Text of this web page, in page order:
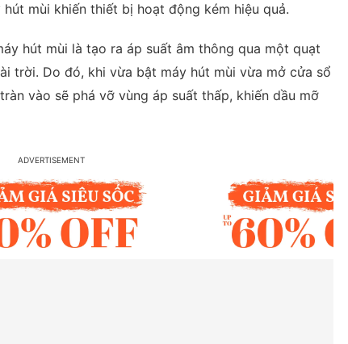
mùi khiến thiết bị hoạt động kém hiệu quả.
hút mùi là tạo ra áp suất âm thông qua một quạt
trời. Do đó, khi vừa bật máy hút mùi vừa mở cửa sổ
vào sẽ phá vỡ vùng áp suất thấp, khiến dầu mỡ